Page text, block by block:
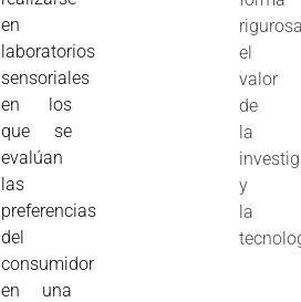
en
laboratorios
sensoriales
en los
que se
evalúan
las
preferencias
del
consumidor
en una
el
valor
de
la
y
la